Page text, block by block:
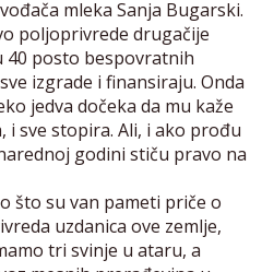
mleka Sanja Bugarski.
poljoprivrede drugačije
40 posto bespovratnih
izgrade i finansiraju. Onda
jedva dočeka da mu kaže
i sve stopira. Ali, i ako prođu
godini stiču pravo na
što su van pameti priče o
uzdanica ove zemlje,
tri svinje u ataru, a